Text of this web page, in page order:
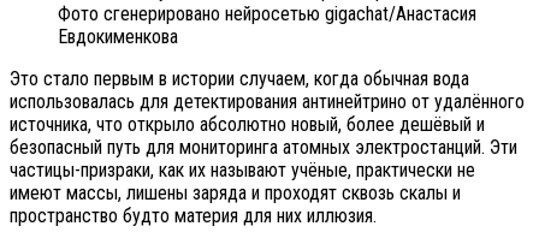
Фото сгенерировано нейросетью gigachat/Анастасия
Евдокименкова
Это стало первым в истории случаем, когда обычная вода
использовалась для детектирования антинейтрино от удалённого
источника, что открыло абсолютно новый, более дешёвый и
безопасный путь для мониторинга атомных электростанций. Эти
частицы-призраки, как их называют учёные, практически не
имеют массы, лишены заряда и проходят сквозь скалы и
пространство будто материя для них иллюзия.